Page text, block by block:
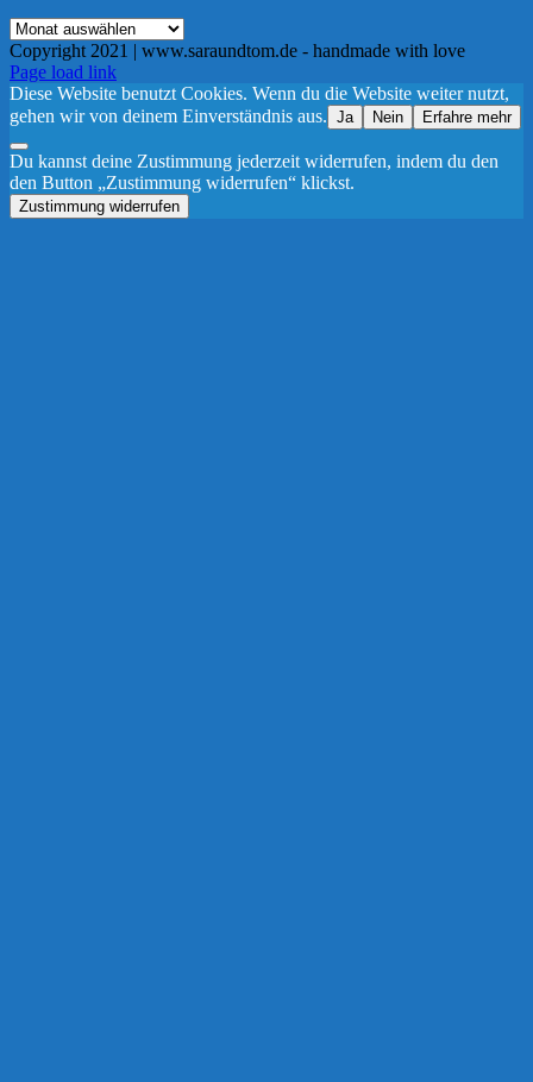
Archiv
Copyright 2021 | www.saraundtom.de - handmade with love
Instagram
Page load link
Diese Website benutzt Cookies. Wenn du die Website weiter nutzt,
gehen wir von deinem Einverständnis aus. Ja Nein Erfahre mehr
Du kannst deine Zustimmung jederzeit widerrufen, indem du den
den Button „Zustimmung widerrufen“ klickst.
Zustimmung widerrufen